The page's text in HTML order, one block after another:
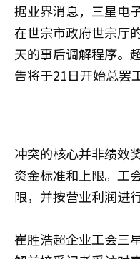
据业界消息，三星电
在世宗市政府世宗厅
天的事后调解程序。
告将于21日开始总罢
冲突的核心并非绩效
资金标准和上限。工
限，并按营业利润进
崔胜浩超企业工会三